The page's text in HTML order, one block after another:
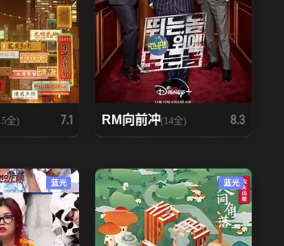
全) 7.1 RM向前冲(14全) 8.3
蓝光 蓝光